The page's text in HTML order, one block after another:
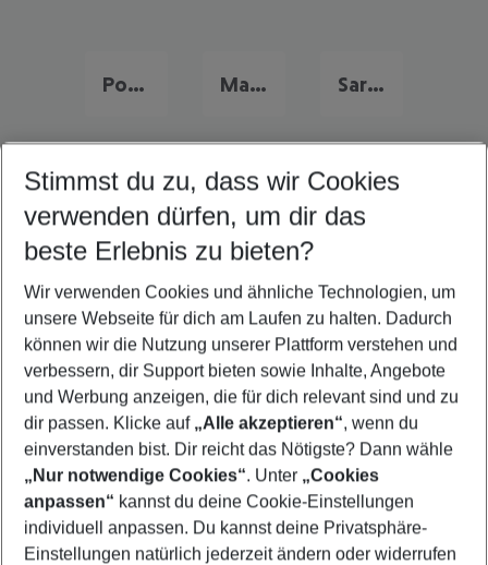
Portugal Urlaub Malta Urlaub Sardinien Urlaub
Quicklinks
Last Minute Calella
Flug & Hotel Calella
Frübucher Angebote Calella für 2026
Familienurlaub Calella
Pauschalreisen Calella
Footer
Footer navigation
Über uns
Stimmst du zu, dass wir Cookies
verwenden dürfen, um dir das
beste Erlebnis zu bieten?
Wir verwenden Cookies und ähnliche Technologien, um
unsere Webseite für dich am Laufen zu halten. Dadurch
können wir die Nutzung unserer Plattform verstehen und
verbessern, dir Support bieten sowie Inhalte, Angebote
und Werbung anzeigen, die für dich relevant sind und zu
dir passen. Klicke auf „Alle akzeptieren“, wenn du
einverstanden bist. Dir reicht das Nötigste? Dann wähle
„Nur notwendige Cookies“. Unter „Cookies
anpassen“ kannst du deine Cookie-Einstellungen
individuell anpassen. Du kannst deine Privatsphäre-
Einstellungen natürlich jederzeit ändern oder widerrufen